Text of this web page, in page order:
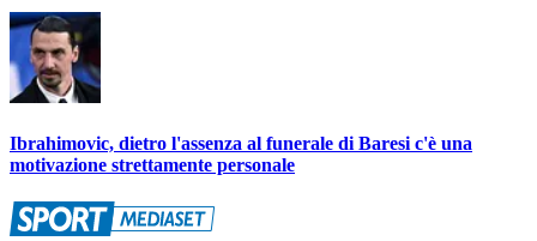
Ibrahimovic, dietro l'assenza al funerale di Baresi c'è una
motivazione strettamente personale